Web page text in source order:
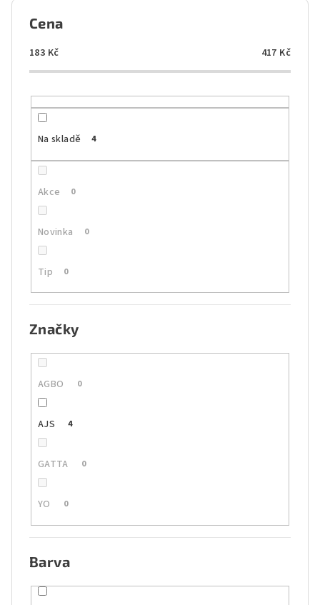
Cena
183 Kč 417 Kč
Na skladě 4
Akce 0
Novinka 0
Tip 0
Značky
AGBO 0
AJS 4
GATTA 0
YO 0
Barva